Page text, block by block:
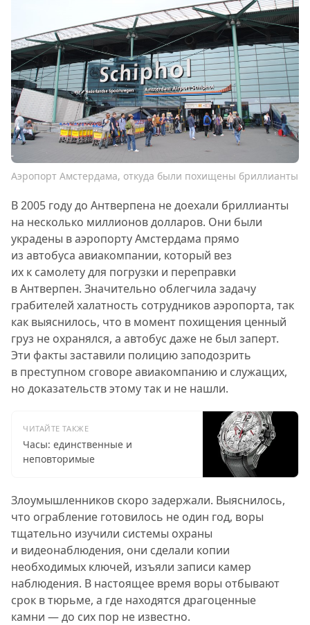
Аэропорт Амстердама, откуда были похищены бриллианты
В 2005 году до Антверпена не доехали бриллианты
на несколько миллионов долларов. Они были
украдены в аэропорту Амстердама прямо
из автобуса авиакомпании, который вез
их к самолету для погрузки и переправки
в Антверпен. Значительно облегчила задачу
грабителей халатность сотрудников аэропорта, так
как выяснилось, что в момент похищения ценный
груз не охранялся, а автобус даже не был заперт.
Эти факты заставили полицию заподозрить
в преступном сговоре авиакомпанию и служащих,
но доказательств этому так и не нашли.
ЧИТАЙТЕ ТАКЖЕ
Часы: единственные и
неповторимые
Злоумышленников скоро задержали. Выяснилось,
что ограбление готовилось не один год, воры
тщательно изучили системы охраны
и видеонаблюдения, они сделали копии
необходимых ключей, изъяли записи камер
наблюдения. В настоящее время воры отбывают
срок в тюрьме, а где находятся драгоценные
камни — до сих пор не известно.